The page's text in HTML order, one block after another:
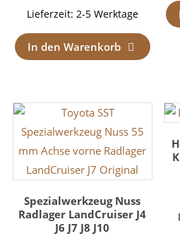
Lieferzeit: 2-5 Werktage
In den Warenkorb
Spezialwerkzeug Nuss
Radlager LandCruiser J4
J6 J7 J8 J10